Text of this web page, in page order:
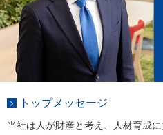
トップメッセージ
当社は人が財産と考え、人材育成